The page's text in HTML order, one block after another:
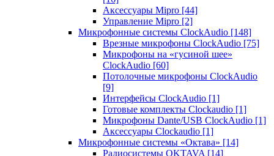
Аксессуары Mipro [44]
Управление Mipro [2]
Микрофонные системы ClockAudio [148]
Врезные микрофоны ClockAudio [75]
Микрофоны на «гусиной шее»
ClockAudio [60]
Потолочные микрофоны ClockAudio
[9]
Интерфейсы ClockAudio [1]
Готовые комплекты Clockaudio [1]
Микрофоны Dante/USB ClockAudio [1]
Аксессуары Clockaudio [1]
Микрофонные системы «Октава» [14]
Радиосистемы OKTAVA [14]